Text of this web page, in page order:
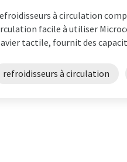
à circulation
facile à utiliser
tactile, fournit des
refroidisseurs à circulation